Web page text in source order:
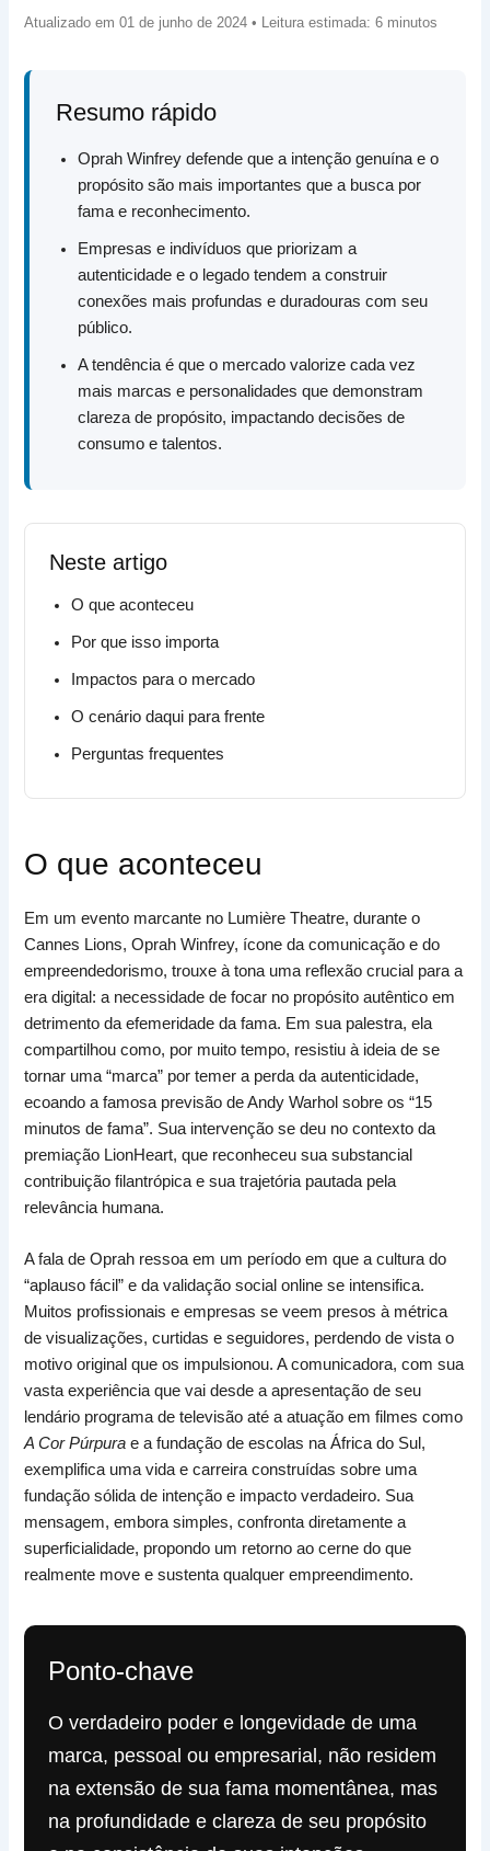
Atualizado em 01 de junho de 2024 • Leitura estimada: 6 minutos
Resumo rápido
Oprah Winfrey defende que a intenção genuína e o
propósito são mais importantes que a busca por
fama e reconhecimento.
Empresas e indivíduos que priorizam a
autenticidade e o legado tendem a construir
conexões mais profundas e duradouras com seu
público.
A tendência é que o mercado valorize cada vez
mais marcas e personalidades que demonstram
clareza de propósito, impactando decisões de
consumo e talentos.
Neste artigo
O que aconteceu
Por que isso importa
Impactos para o mercado
O cenário daqui para frente
Perguntas frequentes
O que aconteceu
Em um evento marcante no Lumière Theatre, durante o
Cannes Lions, Oprah Winfrey, ícone da comunicação e do
empreendedorismo, trouxe à tona uma reflexão crucial para a
era digital: a necessidade de focar no propósito autêntico em
detrimento da efemeridade da fama. Em sua palestra, ela
compartilhou como, por muito tempo, resistiu à ideia de se
tornar uma “marca” por temer a perda da autenticidade,
ecoando a famosa previsão de Andy Warhol sobre os “15
minutos de fama”. Sua intervenção se deu no contexto da
premiação LionHeart, que reconheceu sua substancial
contribuição filantrópica e sua trajetória pautada pela
relevância humana.
A fala de Oprah ressoa em um período em que a cultura do
“aplauso fácil” e da validação social online se intensifica.
Muitos profissionais e empresas se veem presos à métrica
de visualizações, curtidas e seguidores, perdendo de vista o
motivo original que os impulsionou. A comunicadora, com sua
vasta experiência que vai desde a apresentação de seu
lendário programa de televisão até a atuação em filmes como
A Cor Púrpura e a fundação de escolas na África do Sul,
exemplifica uma vida e carreira construídas sobre uma
fundação sólida de intenção e impacto verdadeiro. Sua
mensagem, embora simples, confronta diretamente a
superficialidade, propondo um retorno ao cerne do que
realmente move e sustenta qualquer empreendimento.
Ponto-chave
O verdadeiro poder e longevidade de uma
marca, pessoal ou empresarial, não residem
na extensão de sua fama momentânea, mas
na profundidade e clareza de seu propósito